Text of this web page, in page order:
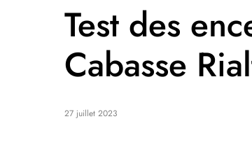
Test des
Cabasse
27 juillet 2023